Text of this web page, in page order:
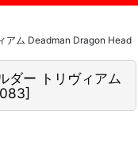
アム Deadman Dragon Head
ダー トリヴィアム
]